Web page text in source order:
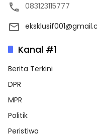
083123115777
Kanal #1
Berita Terkini
DPR
MPR
Politik
Peristiwa